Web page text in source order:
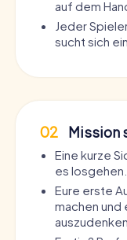
auf dem
Jeder
sucht sich
02 Mission
Eine kurze
es losgehen.
Eure erste
machen und
auszudenken.